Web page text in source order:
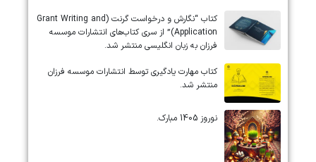
کتاب “نگارش و درخواست گرنت (Grant Writing and
Application)” از سری کتاب‌های انتشارات موسسه
فرزان به زبان انگلیسی منتشر شد.
کتاب مهارت یادگیری توسط انتشارات موسسه فرزان
منتشر شد.
نوروز 1405 مبارک.